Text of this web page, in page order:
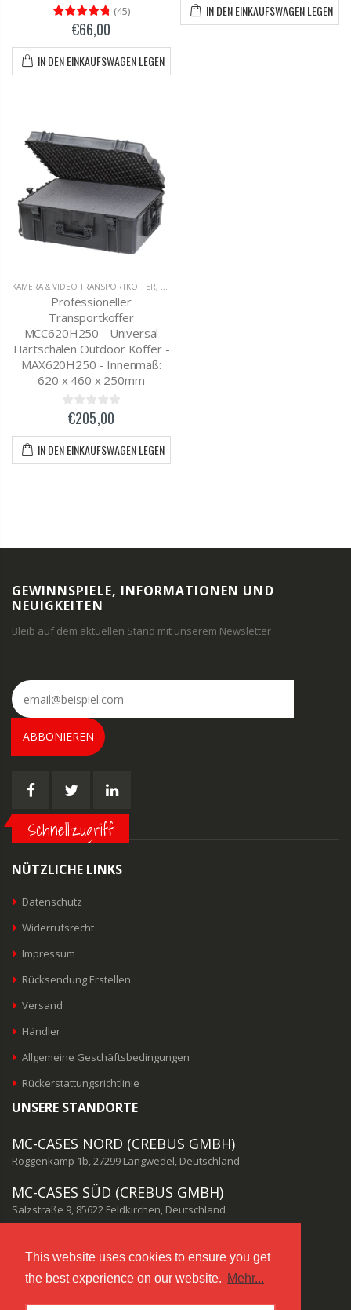
This website uses cookies to ensure you get
the best experience on our website. Mehr...
(45)
€66,00
IN DEN EINKAUFSWAGEN LEGEN
IN DEN EINKAUFSWAGEN LEGEN
KAMERA & VIDEO TRANSPORTKOFFER, OUTDOOR KOFFER
Professioneller
Transportkoffer
MCC620H250 - Universal
Hartschalen Outdoor Koffer -
MAX620H250 - Innenmaß:
620 x 460 x 250mm
€205,00
IN DEN EINKAUFSWAGEN LEGEN
GEWINNSPIELE, INFORMATIONEN UND
NEUIGKEITEN
Bleib auf dem aktuellen Stand mit unserem Newsletter
ABBONIEREN
Schnellzugriff
NÜTZLICHE LINKS
Datenschutz
Widerrufsrecht
Impressum
Rücksendung Erstellen
Versand
Händler
Allgemeine Geschäftsbedingungen
Rückerstattungsrichtlinie
UNSERE STANDORTE
MC-CASES NORD (CREBUS GMBH)
Roggenkamp 1b, 27299 Langwedel, Deutschland
MC-CASES SÜD (CREBUS GMBH)
Salzstraße 9, 85622 Feldkirchen, Deutschland
1120 LINCOLN CT, CAPE CORAL, FL 33904-5937, USA